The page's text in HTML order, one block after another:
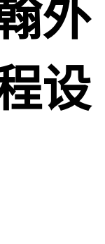
外
设